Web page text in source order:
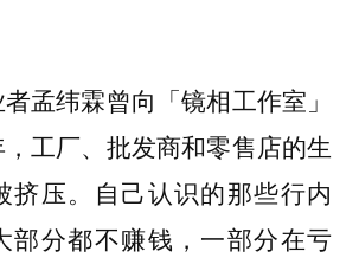
孟纬霖曾向「镜相工作室」
工厂、批发商和零售店的生
挤压。自己认识的那些行内
部分都不赚钱，一部分在亏